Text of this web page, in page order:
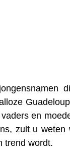
en
zult u
trend wordt.